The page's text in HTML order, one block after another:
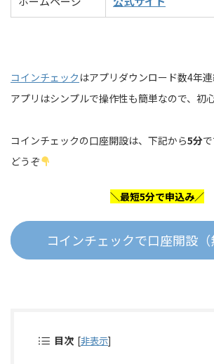
コインチェック はアプリダウンロード数4年連
アプリはシンプルで操作性も簡単なので、初
コインチェックの口座開設は、下記から5分
どうぞ
＼最短5分で申込み／
コインチェックで口座開設（
目次 [非表示]